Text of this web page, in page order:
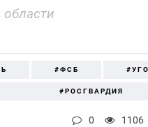
области
#ФСБ
#РОСГВАРДИЯ
0 1106